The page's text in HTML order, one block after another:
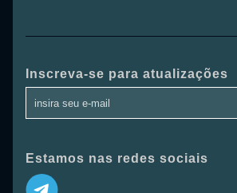
Inscreva-se para atualizações
Estamos nas redes sociais